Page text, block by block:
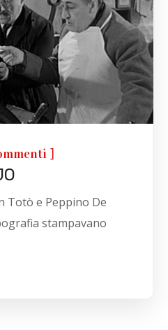
]
Totò e Peppino De
stampavano